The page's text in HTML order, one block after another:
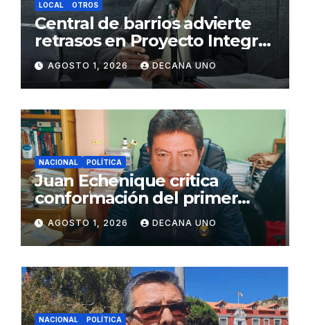
LOCAL OTROS
Central de barrios advierte
retrasos en Proyecto Integral
de Agua y Alcantarillado para
Juliaca
AGOSTO 1, 2026 DECANA UNO
NACIONAL POLÍTICA
Juan Echenique critica
conformación del primer
gabinete ministerial de Keiko
Fujimori
AGOSTO 1, 2026 DECANA UNO
NACIONAL POLÍTICA